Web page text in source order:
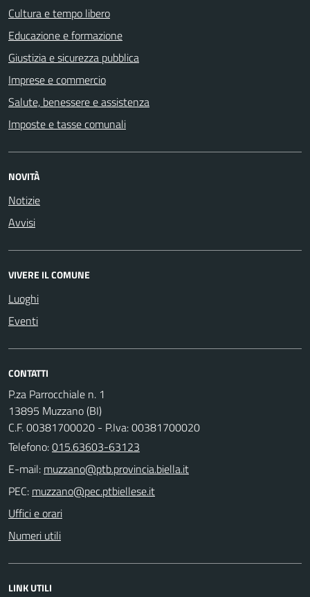
Cultura e tempo libero
Educazione e formazione
Giustizia e sicurezza pubblica
Imprese e commercio
Salute, benessere e assistenza
Imposte e tasse comunali
NOVITÀ
Notizie
Avvisi
VIVERE IL COMUNE
Luoghi
Eventi
CONTATTI
P.za Parrocchiale n. 1
13895 Muzzano (BI)
C.F. 00381700020 - P.Iva: 00381700020
Telefono:015.63603-63123
E-mail:
PEC:
Uffici e orari
Numeri utili
LINK UTILI